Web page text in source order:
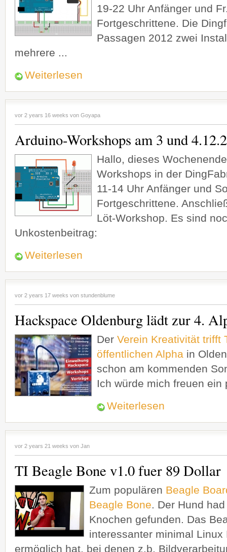
19-22 Uhr Anfänger und
Fortgeschrittene. Die
Passagen 2012 zwei
mehrere ...
Weiterlesen
vor 2 years 16 weeks von Goyapa
Arduino-Workshops am 3 und
Hallo, dieses
Workshops in der
11-14 Uhr Anfänger und
Fortgeschrittene.
Löt-Workshop. Es sind
Unkostenbeitrag:
Weiterlesen
vor 2 years 17 weeks von stundenblume
Hackspace Oldenburg lädt zur 4.
Der Verein Kreativität trifft
öffentlichen Alpha in
schon am kommenden
Ich würde mich freuen ein
Weiterlesen
vor 2 years 21 weeks von Jan
TI Beagle Bone v1.0 fuer 89 Dollar
Zum populären Beagle
Beagle Bone. Der Hund
Knochen gefunden. Das
interessanter minimal
ermöglich hat, bei denen z.b.